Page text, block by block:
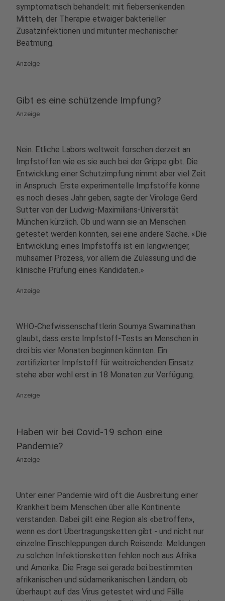
symptomatisch behandelt: mit fiebersenkenden
Mitteln, der Therapie etwaiger bakterieller
Zusatzinfektionen und mitunter mechanischer
Beatmung.
Anzeige
Gibt es eine schützende Impfung?
Anzeige
Nein. Etliche Labors weltweit forschen derzeit an
Impfstoffen wie es sie auch bei der Grippe gibt. Die
Entwicklung einer Schutzimpfung nimmt aber viel Zeit
in Anspruch. Erste experimentelle Impfstoffe könne
es noch dieses Jahr geben, sagte der Virologe Gerd
Sutter von der Ludwig-Maximilians-Universität
München kürzlich. Ob und wann sie an Menschen
getestet werden könnten, sei eine andere Sache. «Die
Entwicklung eines Impfstoffs ist ein langwieriger,
mühsamer Prozess, vor allem die Zulassung und die
klinische Prüfung eines Kandidaten.»
Anzeige
WHO-Chefwissenschaftlerin Soumya Swaminathan
glaubt, dass erste Impfstoff-Tests an Menschen in
drei bis vier Monaten beginnen könnten. Ein
zertifizierter Impfstoff für weitreichenden Einsatz
stehe aber wohl erst in 18 Monaten zur Verfügung.
Anzeige
Haben wir bei Covid-19 schon eine
Pandemie?
Anzeige
Unter einer Pandemie wird oft die Ausbreitung einer
Krankheit beim Menschen über alle Kontinente
verstanden. Dabei gilt eine Region als «betroffen»,
wenn es dort Übertragungsketten gibt - und nicht nur
einzelne Einschleppungen durch Reisende. Meldungen
zu solchen Infektionsketten fehlen noch aus Afrika
und Amerika. Die Frage sei gerade bei bestimmten
afrikanischen und südamerikanischen Ländern, ob
überhaupt auf das Virus getestet wird und Fälle